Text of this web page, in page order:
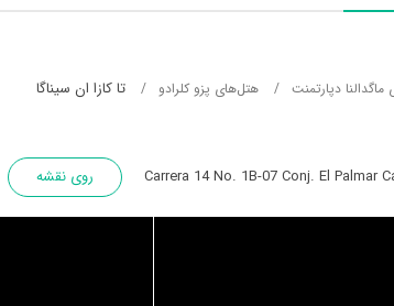
دپارتمنت هتل‌های پزو کلرادو تا کازا ان سیناگا
Carrera 14 No. 1B-07 Conj. El Palmar روی نقشه